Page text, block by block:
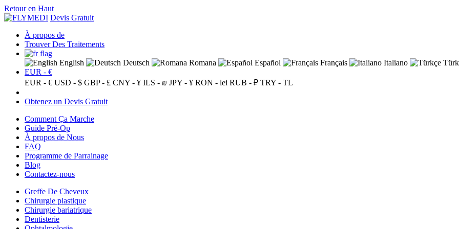
Retour en Haut
Devis Gratuit
À propos de
Trouver Des Traitements
English Deutsch Romana Español Français Italiano
EUR - €
EUR - € USD - $ GBP - £ CNY - ¥ ILS - ₪ JPY - ¥ RON - lei RUB - ₽ TRY - TL
Obtenez un Devis Gratuit
Comment Ça Marche
Guide Pré-Op
À propos de Nous
FAQ
Programme de Parrainage
Blog
Contactez-nous
Greffe De Cheveux
Chirurgie plastique
Chirurgie bariatrique
Dentisterie